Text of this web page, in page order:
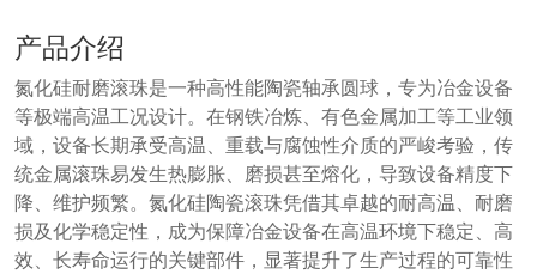
产品介绍
氮化硅耐磨滚珠是一种高性能陶瓷轴承圆球，专为冶金设备
等极端高温工况设计。在钢铁冶炼、有色金属加工等工业领
域，设备长期承受高温、重载与腐蚀性介质的严峻考验，传
统金属滚珠易发生热膨胀、磨损甚至熔化，导致设备精度下
降、维护频繁。氮化硅陶瓷滚珠凭借其卓越的耐高温、耐磨
损及化学稳定性，成为保障冶金设备在高温环境下稳定、高
效、长寿命运行的关键部件，显著提升了生产过程的可靠性